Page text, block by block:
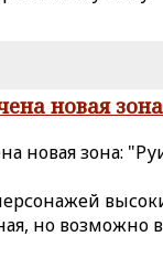
новая
новая зона:
но возможно